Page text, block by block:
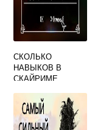
СКОЛЬКО
НАВЫКОВ В
СКАЙРИМЕ